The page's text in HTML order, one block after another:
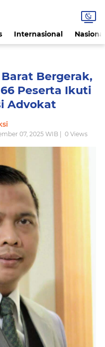
Internasional
Bergerak,
Peserta Ikuti
Advokat
07, 2025 WIB | 0 Views